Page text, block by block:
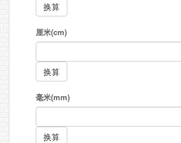
厘米(cm)
毫米(mm)